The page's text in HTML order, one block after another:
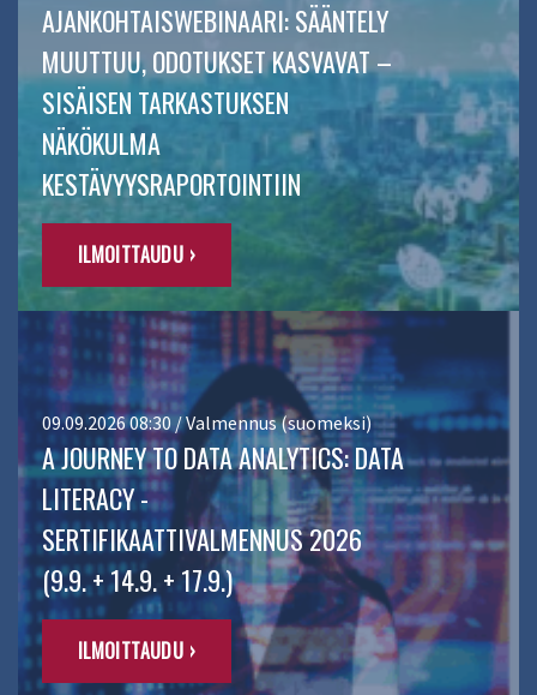
AJANKOHTAISWEBINAARI: SÄÄNTELY
MUUTTUU, ODOTUKSET KASVAVAT –
SISÄISEN TARKASTUKSEN
NÄKÖKULMA
KESTÄVYYSRAPORTOINTIIN
ILMOITTAUDU ›
09.09.2026 08:30 / Valmennus (suomeksi)
A JOURNEY TO DATA ANALYTICS: DATA
LITERACY -
SERTIFIKAATTIVALMENNUS 2026
(9.9. + 14.9. + 17.9.)
ILMOITTAUDU ›